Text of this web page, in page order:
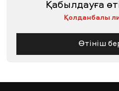
Қабылдауға
Қолданбалы
Өтініш